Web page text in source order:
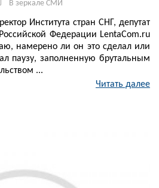
В зеркале СМИ
Института стран СНГ, депутат
Федерации LentaCom.ru
намерено ли он это сделал или
паузу, заполненную брутальным
...
Читать далее